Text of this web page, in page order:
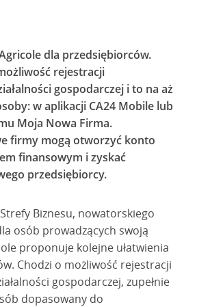
dla przedsiębiorców.
rejestracji
gospodarczej i to na aż
w aplikacji CA24 Mobile lub
Moja Nowa Firma.
firmy mogą otworzyć konto
finansowym i zyskać
przedsiębiorcy.
Biznesu, nowatorskiego
osób prowadzących swoją
proponuje kolejne ułatwienia
Chodzi o możliwość rejestracji
gospodarczej, zupełnie
dopasowany do